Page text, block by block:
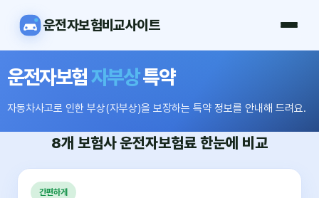
운전자보험비교사이트
운전자보험자부상특약
자동차사고로 인한 부상(자부상)을 보장하는 특약 정보를 안내해 드려요.
8개 보험사운전자보험료 한눈에 비교
간편하게